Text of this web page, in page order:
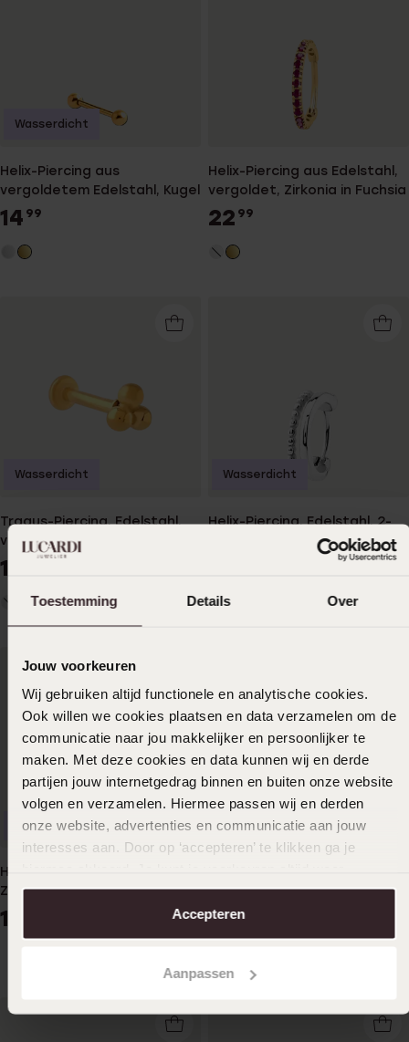
Toestemming Details Over
Jouw voorkeuren
Wij gebruiken altijd functionele en analytische cookies.
Ook willen we cookies plaatsen en data verzamelen om de
communicatie naar jou makkelijker en persoonlijker te
maken. Met deze cookies en data kunnen wij en derde
partijen jouw internetgedrag binnen en buiten onze website
volgen en verzamelen. Hiermee passen wij en derden
onze website, advertenties en communicatie aan jouw
interesses aan. Door op ‘accepteren’ te klikken ga je
aanpassen. Lees er meer over in onscookiebeleid.
Accepteren
Aanpassen
Helix-Piercing aus
vergoldetem Edelstahl, Kugel
14 99
Wasserdicht
Helix-Piercing aus Edelstahl,
vergoldet, Zirkonia in Fuchsia
22 99
Tragus-Piercing, Edelstahl,
vergoldet, 3 Kügelchen
14
Wasserdicht
Helix-Piercing, Edelstahl, 2-
reihig, Kugel/glatt
Wasserdicht
Helix-Piercing, Edelstahl, mit
Zirkonia
14
Bestseller
Kristall+Kette
2299